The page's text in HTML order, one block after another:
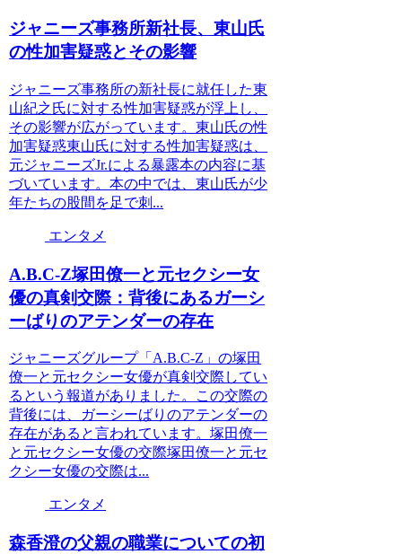
ジャニーズ事務所新社長、東山氏
の性加害疑惑とその影響
ジャニーズ事務所の新社長に就任した東
山紀之氏に対する性加害疑惑が浮上し、
その影響が広がっています。東山氏の性
加害疑惑東山氏に対する性加害疑惑は、
元ジャニーズJr.による暴露本の内容に基
づいています。本の中では、東山氏が少
年たちの股間を足で刺...
エンタメ
A.B.C-Z塚田僚一と元セクシー女
優の真剣交際：背後にあるガーシ
ーばりのアテンダーの存在
ジャニーズグループ「A.B.C-Z」の塚田
僚一と元セクシー女優が真剣交際してい
るという報道がありました。この交際の
背後には、ガーシーばりのアテンダーの
存在があると言われています。塚田僚一
と元セクシー女優の交際塚田僚一と元セ
クシー女優の交際は...
エンタメ
森香澄の父親の職業についての初